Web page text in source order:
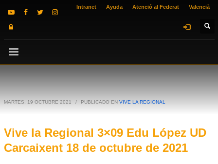
Intranet Ayuda Atenció al Federat Valencià
MARTES, 19 OCTUBRE 2021 / PUBLICADO EN VIVE LA REGIONAL
Vive la Regional 3×09 Edu López UD
Carcaixent 18 de octubre de 2021